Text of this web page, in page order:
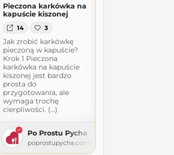
Pieczona karkówka na
kapuście kiszonej
14 3
Jak zrobić karkówkę
pieczoną w kapuście?
Krok 1 Pieczona
karkówka na kapuście
kiszonej jest bardzo
prosta do
przygotowania, ale
wymaga trochę
cierpliwości. (...)
Po Prostu Pycha
poprostupycha.com.pl